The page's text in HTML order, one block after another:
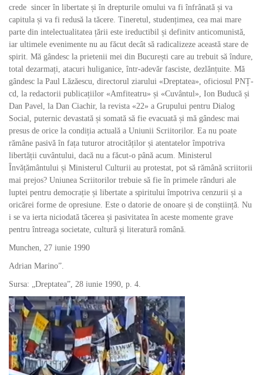
crede sincer în libertate și în drepturile omului va fi înfrânată și va
capitula și va fi redusă la tăcere. Tineretul, studențimea, cea mai mare
parte din intelectualitatea țării este ireductibil și definitv anticomunistă,
iar ultimele evenimente nu au făcut decât să radicalizeze această stare de
spirit. Mă gândesc la prietenii mei din București care au trebuit să îndure,
total dezarmați, atacuri huliganice, într-adevăr fasciste, dezlănțuite. Mă
gândesc la Paul Lăzăescu, directorul ziarului «Dreptatea», oficiosul PNȚ-
cd, la redactorii publicațiilor «Amfiteatru» și «Cuvântul», Ion Buducă și
Dan Pavel, la Dan Ciachir, la revista «22» a Grupului pentru Dialog
Social, puternic devastată și somată să fie evacuată și mă gândesc mai
presus de orice la condiția actuală a Uniunii Scriitorilor. Ea nu poate
rămâne pasivă în fața tuturor atrocităților și atentatelor împotriva
libertății cuvântului, dacă nu a făcut-o până acum. Ministerul
Învățământului și Ministerul Culturii au protestat, pot să rămână scriitorii
mai prejos? Uniunea Scriitorilor trebuie să fie în primele rânduri ale
luptei pentru democrație și libertate a spiritului împotriva cenzurii și a
oricărei forme de opresiune. Este o datorie de onoare și de conștiință. Nu
i se va ierta niciodată tăcerea și pasivitatea în aceste momente grave
pentru întreaga societate, cultură și literatură română.
Munchen, 27 iunie 1990
Adrian Marino”.
Sursa: „Dreptatea”, 28 iunie 1990, p. 4.